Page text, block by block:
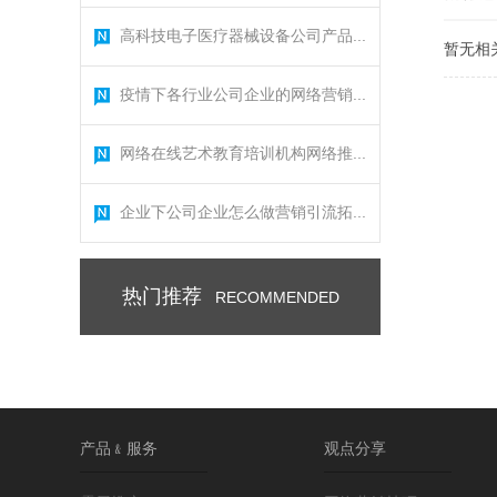
高科技电子医疗器械设备公司产品...
疫情下各行业公司企业的网络营销...
网络在线艺术教育培训机构网络推...
企业下公司企业怎么做营销引流拓...
热门推荐 RECOMMENDED
暂无相
产品﹠服务 观点分享